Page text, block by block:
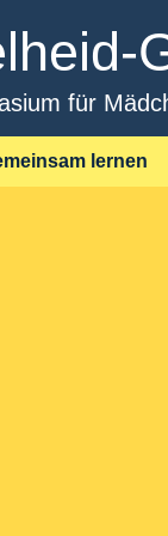
für
lernen